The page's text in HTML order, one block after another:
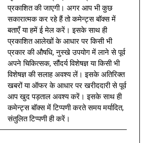
प्रकाशित की जाएगी। अगर आप भी कुछ
सकारात्मक कर रहे हैं तो कमेन्ट्स बॉक्स में
बताएँ या हमें ई मेल करें। इसके साथ ही
प्रकाशित आलेखों के आधार पर किसी भी
प्रकार की औषधि, नुस्खे उपयोग में लाने से पूर्व
अपने चिकित्सक, सौंदर्य विशेषज्ञ या किसी भी
विशेषज्ञ की सलाह अवश्य लें। इसके अतिरिक्त
खबरों या ऑफर के आधार पर खरीददारी से पूर्व
आप खुद पड़ताल अवश्य करें। इसके साथ ही
कमेन्ट्स बॉक्स में टिप्पणी करते समय मर्यादित,
संतुलित टिप्पणी ही करें।